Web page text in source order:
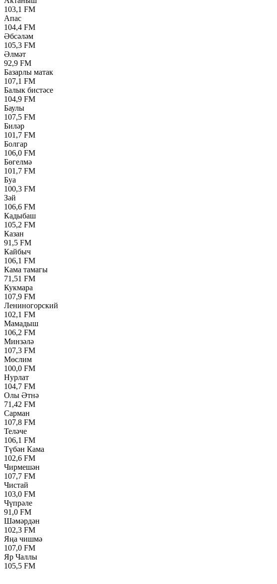
103,1 FM
Апас
104,4 FM
Әбсәләм
105,3 FM
Әлмәт
92,9 FM
Базарлы матак
107,1 FM
Балык бистәсе
104,9 FM
Баулы
107,5 FM
Биләр
101,7 FM
Болгар
106,0 FM
Бөгелмә
101,7 FM
Буа
100,3 FM
Зәй
106,6 FM
Кадыбаш
105,2 FM
Казан
91,5 FM
Кайбыч
106,1 FM
Кама тамагы
71,51 FM
Кукмара
107,9 FM
Лениногорский
102,1 FM
Мамадыш
106,2 FM
Минзәлә
107,3 FM
Мөслим
100,0 FM
Нурлат
104,7 FM
Олы Әтнә
71,42 FM
Сарман
107,8 FM
Теләче
106,1 FM
Түбән Кама
102,6 FM
Чирмешән
107,7 FM
Чистай
103,0 FM
Чүпрәле
91,0 FM
Шәмәрдән
102,3 FM
Яңа чишмә
107,0 FM
Яр Чаллы
105,5 FM